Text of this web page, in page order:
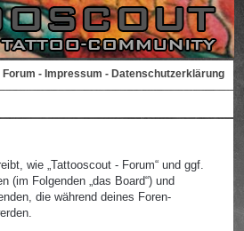
Forum - Impressum - Datenschutzerklärung
wie „Tattooscout - Forum“ und ggf.
(im Folgenden „das Board“) und
die während deines Foren-